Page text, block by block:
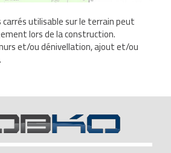
utilisable sur le terrain peut
lors de la construction.
et/ou dénivellation, ajout et/ou